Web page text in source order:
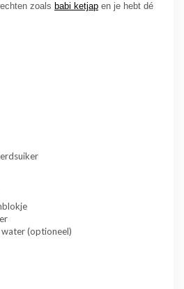
zoals babi ketjap en je hebt dé
water (optioneel)